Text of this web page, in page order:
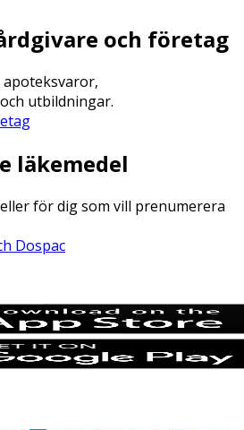
och företag
apoteksvaror,
utbildningar.
läkemedel
för dig som vill prenumerera
Dospac